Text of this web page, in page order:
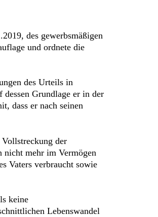
des gewerbsmäßigen
und ordnete die
des Urteils in
Grundlage er in der
dass er nach seinen
der
nicht mehr im Vermögen
Vaters verbraucht sowie
keine
Lebenswandel